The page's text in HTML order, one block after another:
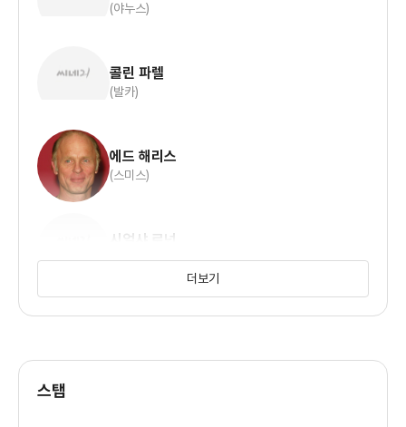
끊임없이 걸어가는 그들의 모습을 광활한 자연의 모습과 함께 잘
보여주엇다는 것이다.
1939년 폴란드에서 주인공 야누스가 공산당에게 붙잡히게
되면서
시작하는 이 영화는 130분이라는 긴 러닝타임 동안 1940년
시베리아 강제 노동수용소인 캠프 105에서 탈출한 7명의
수감자의
(야누스)
콜린 파렐
(발카)
에드 해리스
(스미스)
시얼샤 로넌
(이레나)
더보기
스탭